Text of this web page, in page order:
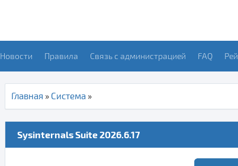
Новости Правила Связь с администрацией FAQ
Главная » Система »
Sysinternals Suite 2026.6.17